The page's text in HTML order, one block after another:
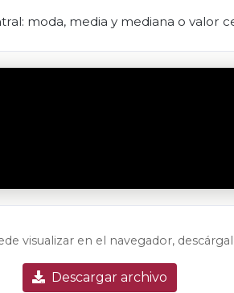
moda, media y mediana o valor
visualizar en el navegador,
Descargar archivo